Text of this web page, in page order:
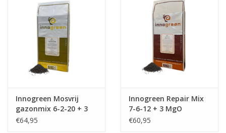
Innogreen Mosvrij
gazonmix 6-2-20 + 3
Mgo
€64,95
Innogreen Repair Mix
7-6-12 + 3 MgO
€60,95